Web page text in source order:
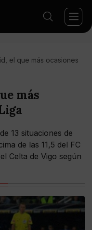
el que más ocasiones
más
13 situaciones de
de las 11,5 del FC
Celta de Vigo según